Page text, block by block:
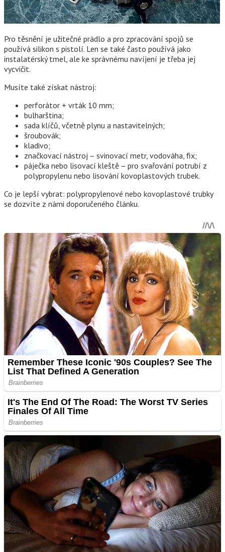
Pro těsnění je užitečné prádlo a pro zpracování spojů se
používá silikon s pistolí. Len se také často používá jako
instalatérský tmel, ale ke správnému navíjení je třeba jej
vycvičit.
Musíte také získat nástroj:
perforátor + vrták 10 mm;
bulharština;
sada klíčů, včetně plynu a nastavitelných;
šroubovák;
kladivo;
značkovací nástroj – svinovací metr, vodováha, fix;
páječka nebo lisovací kleště – pro svařování potrubí z
polypropylenu nebo lisování kovoplastových trubek.
Co je lepší vybrat: polypropylenové nebo kovoplastové trubky
se dozvíte z námi doporučeného článku.